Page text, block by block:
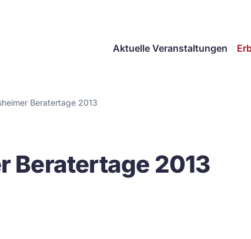
Aktuelle Veranstaltungen
Beratertage 2013
Beratertage 2013